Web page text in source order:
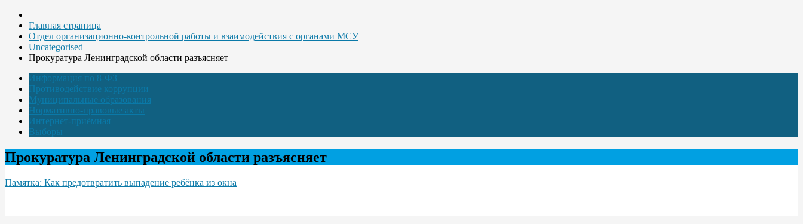
Главная страница
Отдел организационно-контрольной работы и взаимодействия с органами МСУ
Uncategorised
Прокуратура Ленинградской области разъясняет
Информация по 8-ФЗ
Противодействие коррупции
Муниципальные образования
Нормативно-правовые акты
Интернет-приёмная
Выборы
Прокуратура Ленинградской области разъясняет
Памятка: Как предотвратить выпадение ребёнка из окна